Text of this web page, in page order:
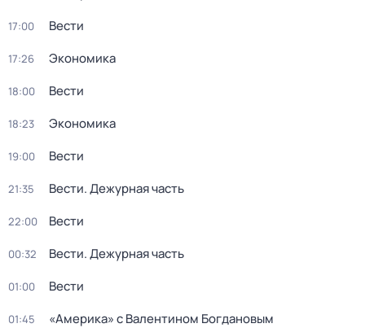
17:00 Вести
17:26 Экономика
18:00 Вести
18:23 Экономика
19:00 Вести
21:35 Вести. Дежурная часть
22:00 Вести
00:32 Вести. Дежурная часть
01:00 Вести
01:45 «Америка» с Валентином Богдановым